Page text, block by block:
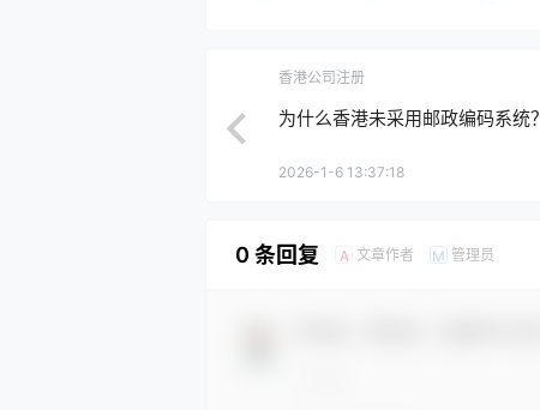
香港公司注册
为什么香港未采用邮政编码系统？
2026-1-6 13:37:18
0 条回复 A 文章作者 M 管理员